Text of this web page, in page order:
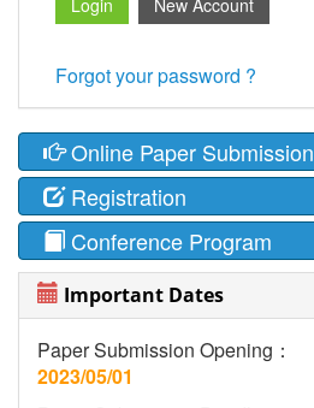
Forgot your password ?
Online Paper Submission
Registration
Conference Program
Important Dates
Paper Submission Opening：
2023/05/01